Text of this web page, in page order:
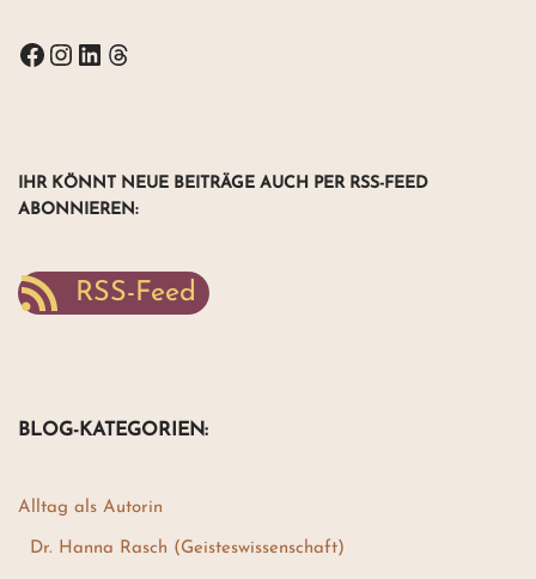
IHR KÖNNT NEUE BEITRÄGE AUCH PER RSS-FEED
ABONNIEREN:
RSS-Feed
BLOG-KATEGORIEN:
Alltag als Autorin
Dr. Hanna Rasch (Geisteswissenschaft)